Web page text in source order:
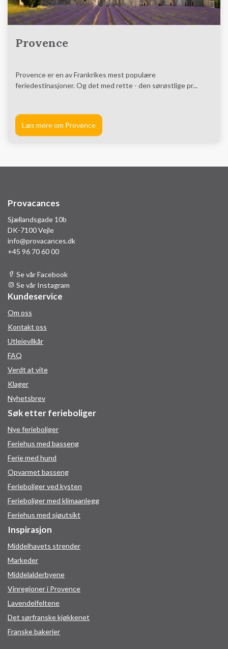
Provence
Provence er en av Frankrikes mest populære
feriedestinasjoner. Og det med rette - den sørøstlige pr...
Læs mere om Provence
Provacances
Sjællandsgade 10b
DK-7100 Vejle
info@provacances.dk
+45 96 70 60 00
Se vår Facebook
Se vår Instagram
Kundeservice
Om oss
Kontakt oss
Utleievilkår
FAQ
Verdt at vite
Klager
Nyhetsbrev
Søk etter ferieboliger
Nye ferieboliger
Feriehus med basseng
Ferie med hund
Opvarmet basseng
Ferieboliger ved kysten
Ferieboliger med klimaanlegg
Feriehus med sjøutsikt
Inspirasjon
Middelhavets strender
Markeder
Middelalderbyene
Vinregioner i Provence
Lavendelfeltene
Det sørfranske kjøkkenet
Franske bakerier